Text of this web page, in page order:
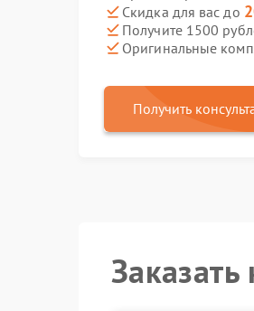
Скидка для вас до
Получите 1500
Оригинальные
Получить